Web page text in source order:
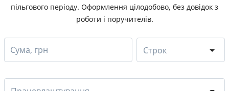
пільгового періоду. Оформлення цілодобово, без довідок з
роботи і поручителів.
Сума, грн Строк